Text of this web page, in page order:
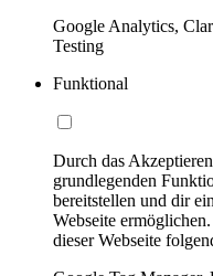
Google Analytics,
Testing
Funktional
Durch das
grundlegenden
bereitstellen und dir
Webseite
dieser Webseite